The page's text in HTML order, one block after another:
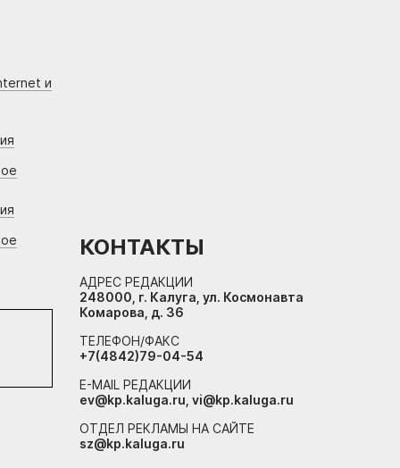
и
КОНТАКТЫ
АДРЕС РЕДАКЦИИ
248000, г. Калуга, ул. Космонавта
Комарова, д. 36
ТЕЛЕФОН/ФАКС
+7(4842)79-04-54
E-MAIL РЕДАКЦИИ
ev@kp.kaluga.ru, vi@kp.kaluga.ru
ОТДЕЛ РЕКЛАМЫ НА САЙТЕ
sz@kp.kaluga.ru